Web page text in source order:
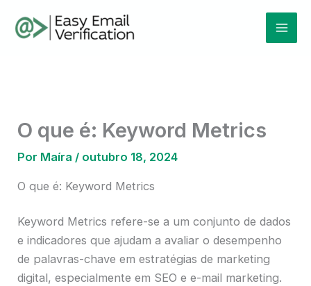
para
O que é: Keyword Metrics
Por Maíra / outubro 18, 2024
O que é: Keyword Metrics
Keyword Metrics refere-se a um conjunto de dados
e indicadores que ajudam a avaliar o desempenho
de palavras-chave em estratégias de marketing
digital, especialmente em SEO e e-mail marketing.